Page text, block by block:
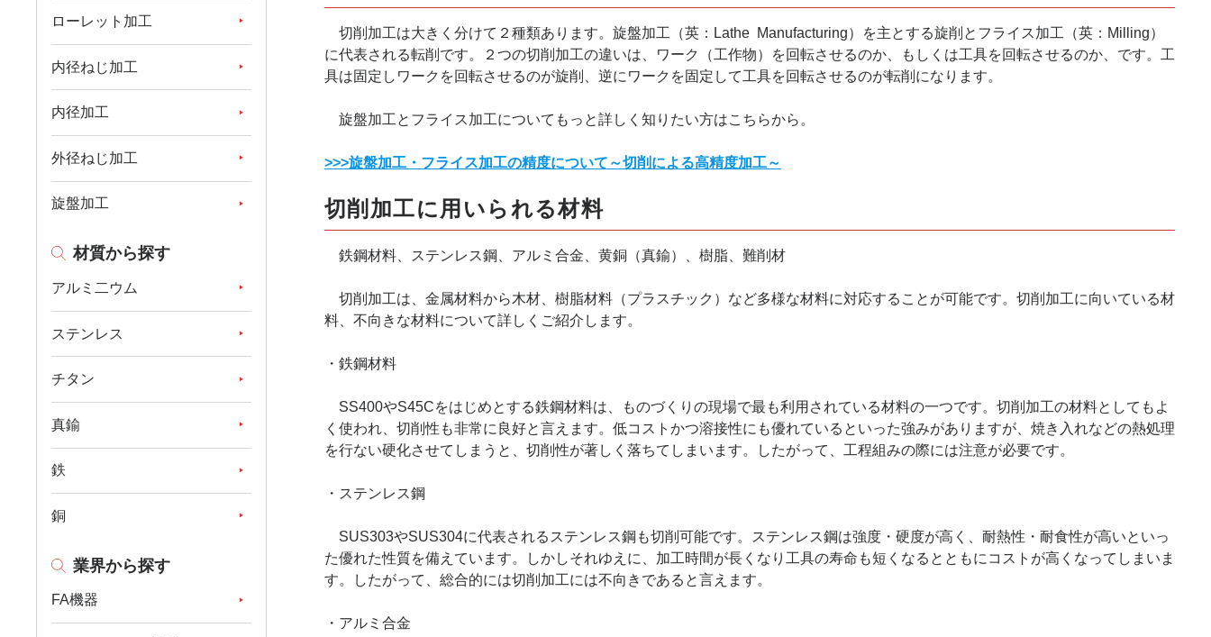
ローレット加工
内径ねじ加工
内径加工
外径ねじ加工
旋盤加工
材質から探す
アルミ二ウム
ステンレス
チタン
真鍮
鉄
銅
業界から探す
FA機器
切削加工は大きく分けて２種類あります。旋盤加工（英：Lathe Manufacturing）を主とする旋削とフライス加工（英：Milling）
に代表される転削です。２つの切削加工の違いは、ワーク（工作物）を回転させるのか、もしくは工具を回転させるのか、です。工
具は固定しワークを回転させるのが旋削、逆にワークを固定して工具を回転させるのが転削になります。
旋盤加工とフライス加工についてもっと詳しく知りたい方はこちらから。
>>>旋盤加工・フライス加工の精度について～切削による高精度加工～
切削加工に用いられる材料
鉄鋼材料、ステンレス鋼、アルミ合金、黄銅（真鍮）、樹脂、難削材
切削加工は、金属材料から木材、樹脂材料（プラスチック）など多様な材料に対応することが可能です。切削加工に向いている材
料、不向きな材料について詳しくご紹介します。
・鉄鋼材料
SS400やS45Cをはじめとする鉄鋼材料は、ものづくりの現場で最も利用されている材料の一つです。切削加工の材料としてもよ
く使われ、切削性も非常に良好と言えます。低コストかつ溶接性にも優れているといった強みがありますが、焼き入れなどの熱処理
を行ない硬化させてしまうと、切削性が著しく落ちてしまいます。したがって、工程組みの際には注意が必要です。
・ステンレス鋼
SUS303やSUS304に代表されるステンレス鋼も切削可能です。ステンレス鋼は強度・硬度が高く、耐熱性・耐食性が高いといっ
た優れた性質を備えています。しかしそれゆえに、加工時間が長くなり工具の寿命も短くなるとともにコストが高くなってしまいま
す。したがって、総合的には切削加工には不向きであると言えます。
・アルミ合金